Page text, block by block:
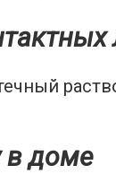
в доме